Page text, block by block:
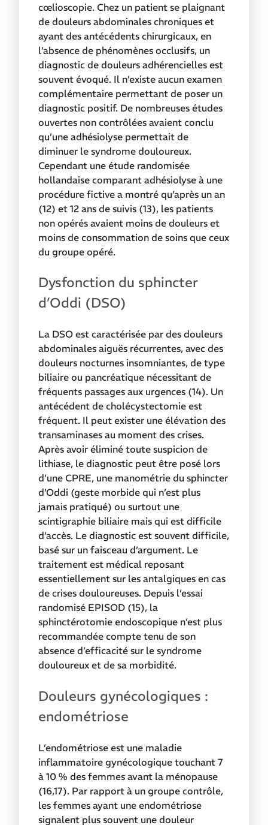
cœlioscopie. Chez un patient se plaignant
de douleurs abdominales chroniques et
ayant des antécédents chirurgicaux, en
l’absence de phénomènes occlusifs, un
diagnostic de douleurs adhérencielles est
souvent évoqué. Il n’existe aucun examen
complémentaire permettant de poser un
diagnostic positif. De nombreuses études
ouvertes non contrôlées avaient conclu
qu’une adhésiolyse permettait de
diminuer le syndrome douloureux.
Cependant une étude randomisée
hollandaise comparant adhésiolyse à une
procédure fictive a montré qu’après un an
(12) et 12 ans de suivis (13), les patients
non opérés avaient moins de douleurs et
moins de consommation de soins que ceux
du groupe opéré.
Dysfonction du sphincter
d’Oddi (DSO)
La DSO est caractérisée par des douleurs
abdominales aiguës récurrentes, avec des
douleurs nocturnes insomniantes, de type
biliaire ou pancréatique nécessitant de
fréquents passages aux urgences (14). Un
antécédent de cholécystectomie est
fréquent. Il peut exister une élévation des
transaminases au moment des crises.
Après avoir éliminé toute suspicion de
lithiase, le diagnostic peut être posé lors
d’une CPRE, une manométrie du sphincter
d’Oddi (geste morbide qui n’est plus
jamais pratiqué) ou surtout une
scintigraphie biliaire mais qui est difficile
d’accès. Le diagnostic est souvent difficile,
basé sur un faisceau d’argument. Le
traitement est médical reposant
essentiellement sur les antalgiques en cas
de crises douloureuses. Depuis l’essai
randomisé EPISOD (15), la
sphinctérotomie endoscopique n’est plus
recommandée compte tenu de son
absence d’efficacité sur le syndrome
douloureux et de sa morbidité.
Douleurs gynécologiques :
endométriose
L’endométriose est une maladie
inflammatoire gynécologique touchant 7
à 10 % des femmes avant la ménopause
(16,17). Par rapport à un groupe contrôle,
les femmes ayant une endométriose
signalent plus souvent une douleur